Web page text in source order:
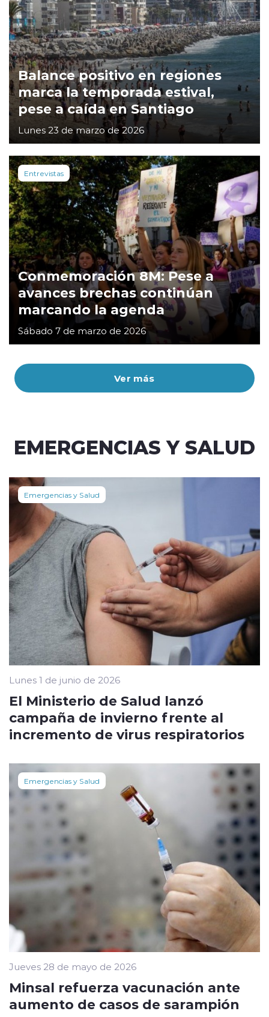
Ver más
Balance positivo en regiones
marca la temporada estival,
pese a caída en Santiago
Lunes 23 de marzo de 2026
Entrevistas
Conmemoración 8M: Pese a
avances brechas continúan
marcando la agenda
Sábado 7 de marzo de 2026
EMERGENCIAS Y SALUD
Emergencias y Salud
Lunes 1 de junio de 2026
El Ministerio de Salud lanzó
campaña de invierno frente al
incremento de virus respiratorios
Emergencias y Salud
Jueves 28 de mayo de 2026
Minsal refuerza vacunación ante
aumento de casos de sarampión